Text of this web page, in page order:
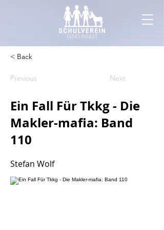
< Back
Previous Next
Ein Fall Für Tkkg - Die
Makler-mafia: Band
110
Stefan Wolf